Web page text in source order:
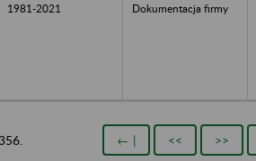
1981-2021 Dokumentacja firmy
← | << >>